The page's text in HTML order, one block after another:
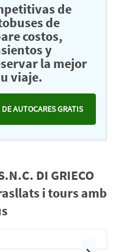
de
de
costos,
y
la mejor
viaje.
AUTOCARES GRATIS
DI GRIECO
i tours amb